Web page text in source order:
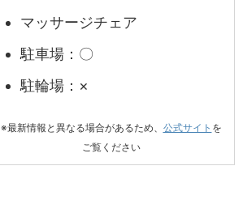
マッサージチェア
駐車場：〇
駐輪場：×
※最新情報と異なる場合があるため、 公式サイト を
ご覧ください